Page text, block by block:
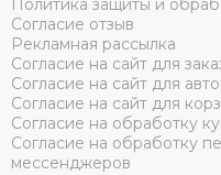
Политика защиты и
Согласие отзыв
Рекламная рассылка
Согласие на сайт для
Согласие на сайт для
Согласие на сайт для
Согласие на обработку
Согласие на обработку
мессенджеров